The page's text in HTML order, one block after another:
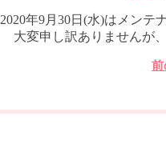
2020年9月30日(水)はメンテ
大変申し訳ありませんが
前